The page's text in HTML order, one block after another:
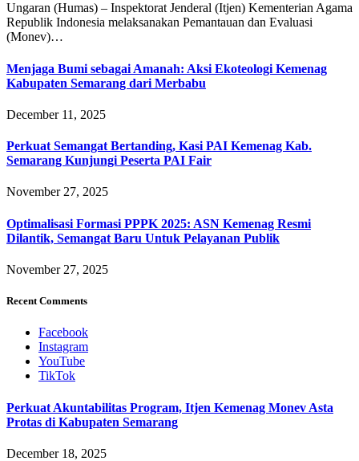
Ungaran (Humas) – Inspektorat Jenderal (Itjen) Kementerian Agama
Republik Indonesia melaksanakan Pemantauan dan Evaluasi
(Monev)…
Menjaga Bumi sebagai Amanah: Aksi Ekoteologi Kemenag
Kabupaten Semarang dari Merbabu
December 11, 2025
Perkuat Semangat Bertanding, Kasi PAI Kemenag Kab.
Semarang Kunjungi Peserta PAI Fair
November 27, 2025
Optimalisasi Formasi PPPK 2025: ASN Kemenag Resmi
Dilantik, Semangat Baru Untuk Pelayanan Publik
November 27, 2025
Recent Comments
Facebook
Instagram
YouTube
TikTok
Perkuat Akuntabilitas Program, Itjen Kemenag Monev Asta
Protas di Kabupaten Semarang
December 18, 2025